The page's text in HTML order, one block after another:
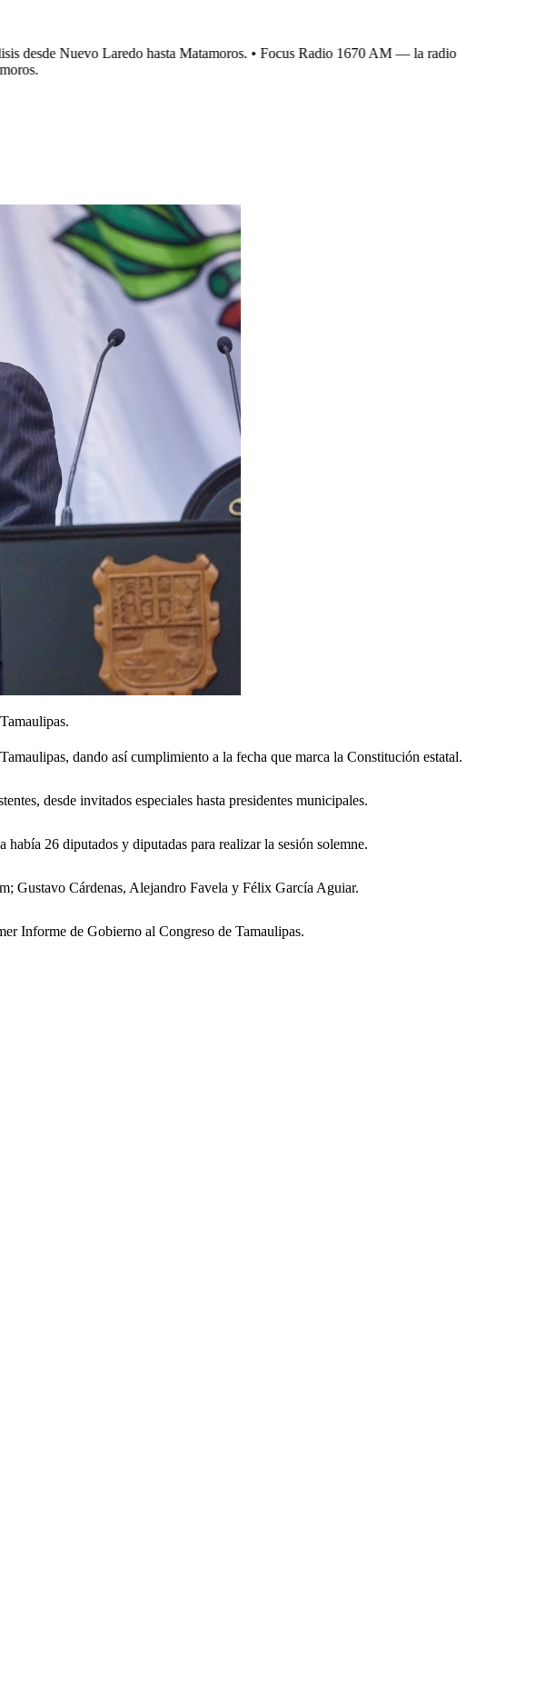
Nuevo Laredo hasta Matamoros. • Focus Radio 1670 AM — la radio
dando así cumplimiento a la fecha que marca la Constitución estatal.
desde invitados especiales hasta presidentes municipales.
26 diputados y diputadas para realizar la sesión solemne.
Gustavo Cárdenas, Alejandro Favela y Félix García Aguiar.
Informe de Gobierno al Congreso de Tamaulipas.